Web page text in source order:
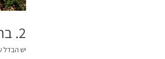
2. בחירה באבקה שלא מתאימה למטרות שלכם